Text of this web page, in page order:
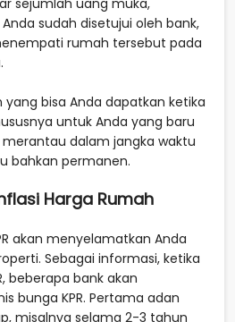
Anda sudah disetujui oleh bank,
rumah tersebut pada
bisa Anda dapatkan ketika
untuk Anda yang baru
dalam jangka waktu
bahkan permanen.
Harga Rumah
akan menyelamatkan Anda
Sebagai informasi, ketika
beberapa bank akan
bunga KPR. Pertama adan
misalnya selama 2-3 tahun